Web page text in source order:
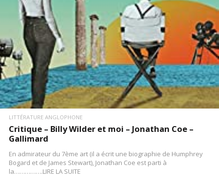
LITTÉRATURE ANGLOPHONE
Critique – Billy Wilder et moi – Jonathan Coe –
Gallimard
En admirateur du 7ème art (il a écrit une biographie de Humphrey
Bogard et de James Stewart), Jonathan Coe est parti à
la…………….LIRE LA SUITE